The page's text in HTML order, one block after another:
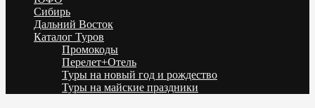
Сибирь
Дальний Восток
Каталог Туров
Промокоды
Перелет+Отель
Туры на новый год и рождество
Туры на майские праздники